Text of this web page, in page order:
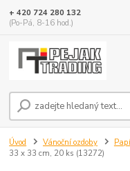
+ 420 724 280 132
(Po-Pá, 8-16 hod.)
Úvod Vánoční ozdoby
33 x 33 cm, 20 ks (13272)